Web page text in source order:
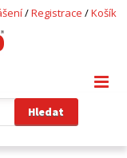
Košík
/
Registrace
/